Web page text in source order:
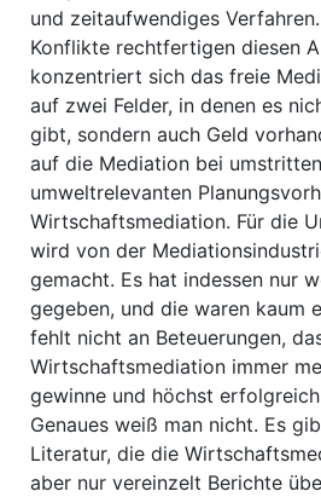
und zeitaufwendiges
Konflikte rechtfertigen diesen
konzentriert sich das freie
auf zwei Felder, in denen es
gibt, sondern auch Geld
auf die Mediation bei
umweltrelevanten
Wirtschaftsmediation. Für die
wird von der
gemacht. Es hat indessen nur
gegeben, und die waren kaum
fehlt nicht an Beteuerungen,
Wirtschaftsmediation immer
gewinne und höchst
Genaues weiß man nicht. Es
Literatur, die die
aber nur vereinzelt Berichte